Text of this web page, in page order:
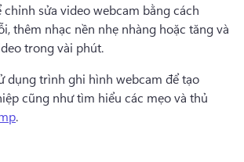
chỉnh sửa video webcam bằng cách
thêm nhạc nền nhẹ nhàng hoặc tăng và
trong vài phút.
dụng trình ghi hình webcam để tạo
cũng như tìm hiểu các mẹo và thủ
.